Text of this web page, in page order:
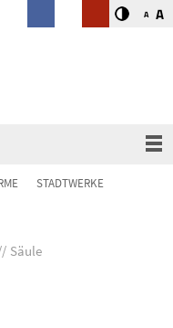
A A
STADTWERKE
Säule